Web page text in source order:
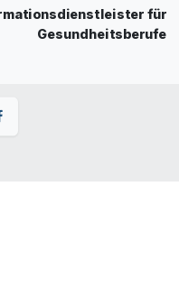
für
Gesundheitsberufe